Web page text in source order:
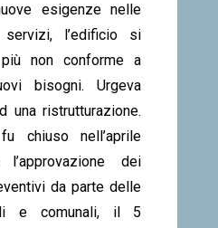
esigenze nelle
l’edificio si
non conforme a
bisogni. Urgeva
una ristrutturazione.
chiuso nell’aprile
dei
da parte delle
e comunali, il 5